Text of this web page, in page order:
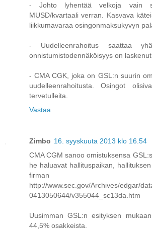
- Johto lyhentää velkoja vain
MUSD/kvartaali verran. Kasvava
liikkumavaraa osingonmaksukyvyn
- Uudelleenrahoitus saattaa
onnistumistodennäköisyys on laskenut.
- CMA CGK, joka on GSL:n suurin
uudelleenrahoitusta. Osingot
tervetulleita.
Vastaa
Zimbo 16. syyskuuta 2013 klo 16.54
CMA CGM sanoo omistuksensa
he haluavat hallituspaikan,
firman
http://www.sec.gov/Archives/edgar/
0413050644/v355044_sc13da.htm
Uusimman GSL:n esityksen
44,5% osakkeista.